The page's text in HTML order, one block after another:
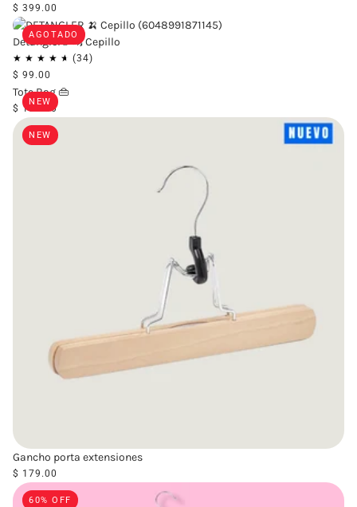
$ 399.00
AGOTADO
Detangler® 🦦 Cepillo
$ 99.00
NEW
Tote Bag 👜
$ 199.00
NEW
Gancho porta extensiones
$ 179.00
60% OFF